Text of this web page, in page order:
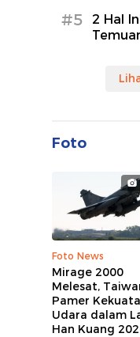
#5
2 Hal
Foto
Foto News
Mirage 2000
Melesat,
Pamer
Udara dalam
Han Kuang